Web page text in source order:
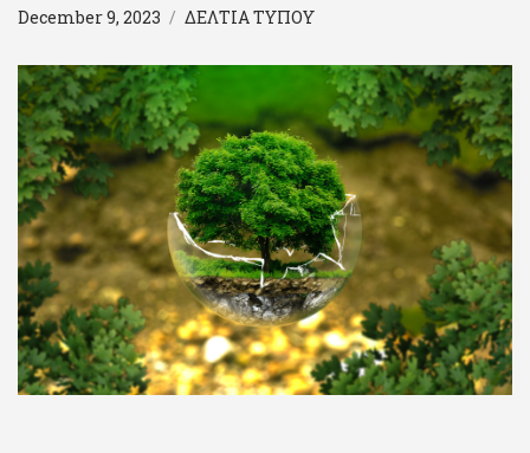
December 9, 2023 ΔΕΛΤΙΑ ΤΥΠΟΥ